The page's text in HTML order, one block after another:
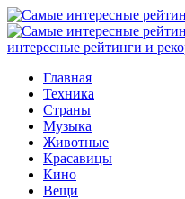
интересные рейтинги и
Главная
Техника
Страны
Музыка
Животные
Красавицы
Кино
Вещи